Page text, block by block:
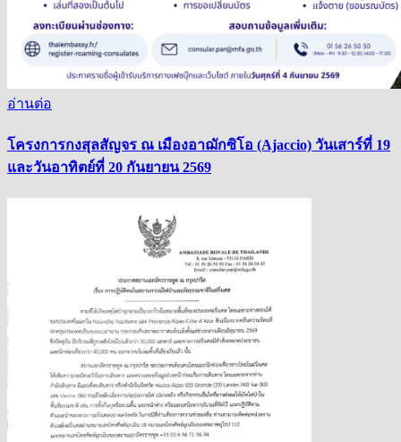
อ่านต่อ
โครงการกงสุลสัญจร ณ เมืองอาฌักซิโอ (Ajaccio) วันเสาร์ที่ 19
และวันอาทิตย์ที่ 20 กันยายน 2569